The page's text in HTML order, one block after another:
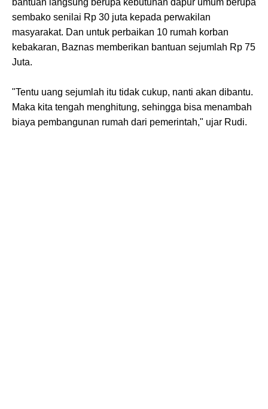
bantuan langsung berupa kebutuhan dapur umum berupa
sembako senilai Rp 30 juta kepada perwakilan
masyarakat. Dan untuk perbaikan 10 rumah korban
kebakaran, Baznas memberikan bantuan sejumlah Rp 75
Juta.
"Tentu uang sejumlah itu tidak cukup, nanti akan dibantu.
Maka kita tengah menghitung, sehingga bisa menambah
biaya pembangunan rumah dari pemerintah," ujar Rudi.